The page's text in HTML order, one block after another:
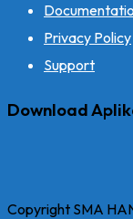
Privacy Policy
Support
Download
Copyright SMA